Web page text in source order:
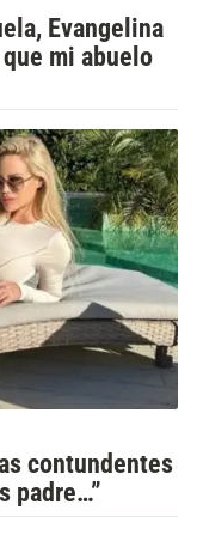
Evangelina
mi abuelo
contundentes
padre…”